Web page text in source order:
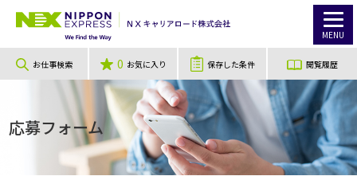
MENU
お仕事検索 0 お気に入り 保存した条件 閲覧履歴
応募フォーム